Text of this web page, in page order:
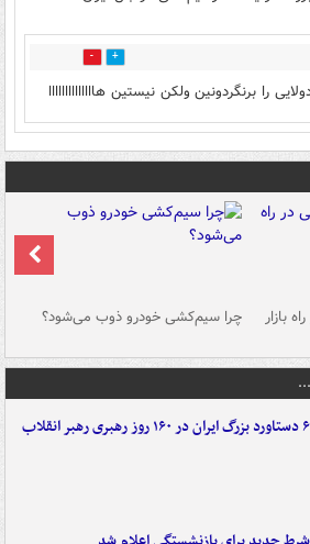
0
را برنگردونین ولکن نیستین هاااااااااااااا
بازار چرا سیم‌کشی خودرو ذوب می‌شود؟
۶ دستاورد بزرگ ایران در ۱۶۰ روز رهبری رهبر انقلاب